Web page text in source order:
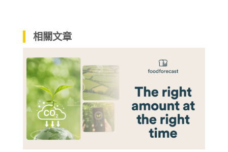
相關文章